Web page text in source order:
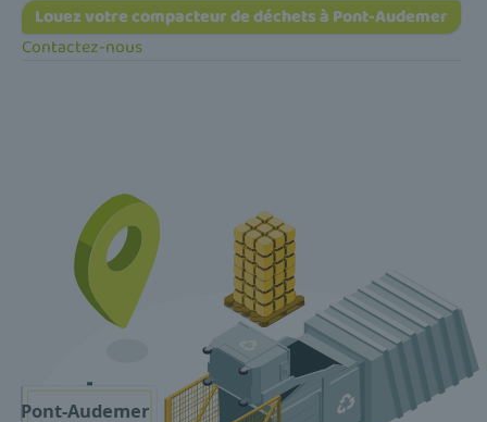
Louez votre compacteur de déchets à Pont-Audemer
Contactez-nous